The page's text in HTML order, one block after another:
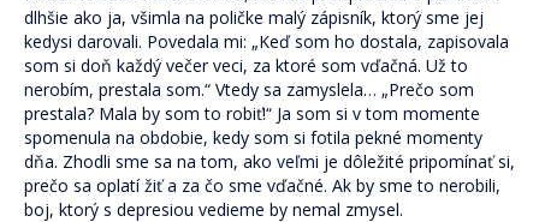
dlhšie ako ja, všimla na poličke malý zápisník, ktorý sme jej
kedysi darovali. Povedala mi: „Keď som ho dostala, zapisovala
som si doň každý večer veci, za ktoré som vďačná. Už to
nerobím, prestala som.“ Vtedy sa zamyslela… „Prečo som
prestala? Mala by som to robiť!“ Ja som si v tom momente
spomenula na obdobie, kedy som si fotila pekné momenty
dňa. Zhodli sme sa na tom, ako veľmi je dôležité pripomínať si,
prečo sa oplatí žiť a za čo sme vďačné. Ak by sme to nerobili,
boj, ktorý s depresiou vedieme by nemal zmysel.